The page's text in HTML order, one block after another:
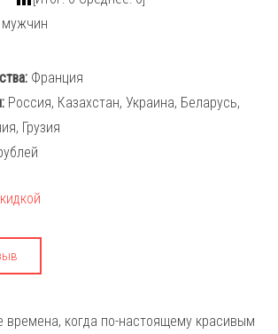
Франция
Россия, Казахстан, Украина, Беларусь,
Грузия
времена, когда по-настоящему красивым